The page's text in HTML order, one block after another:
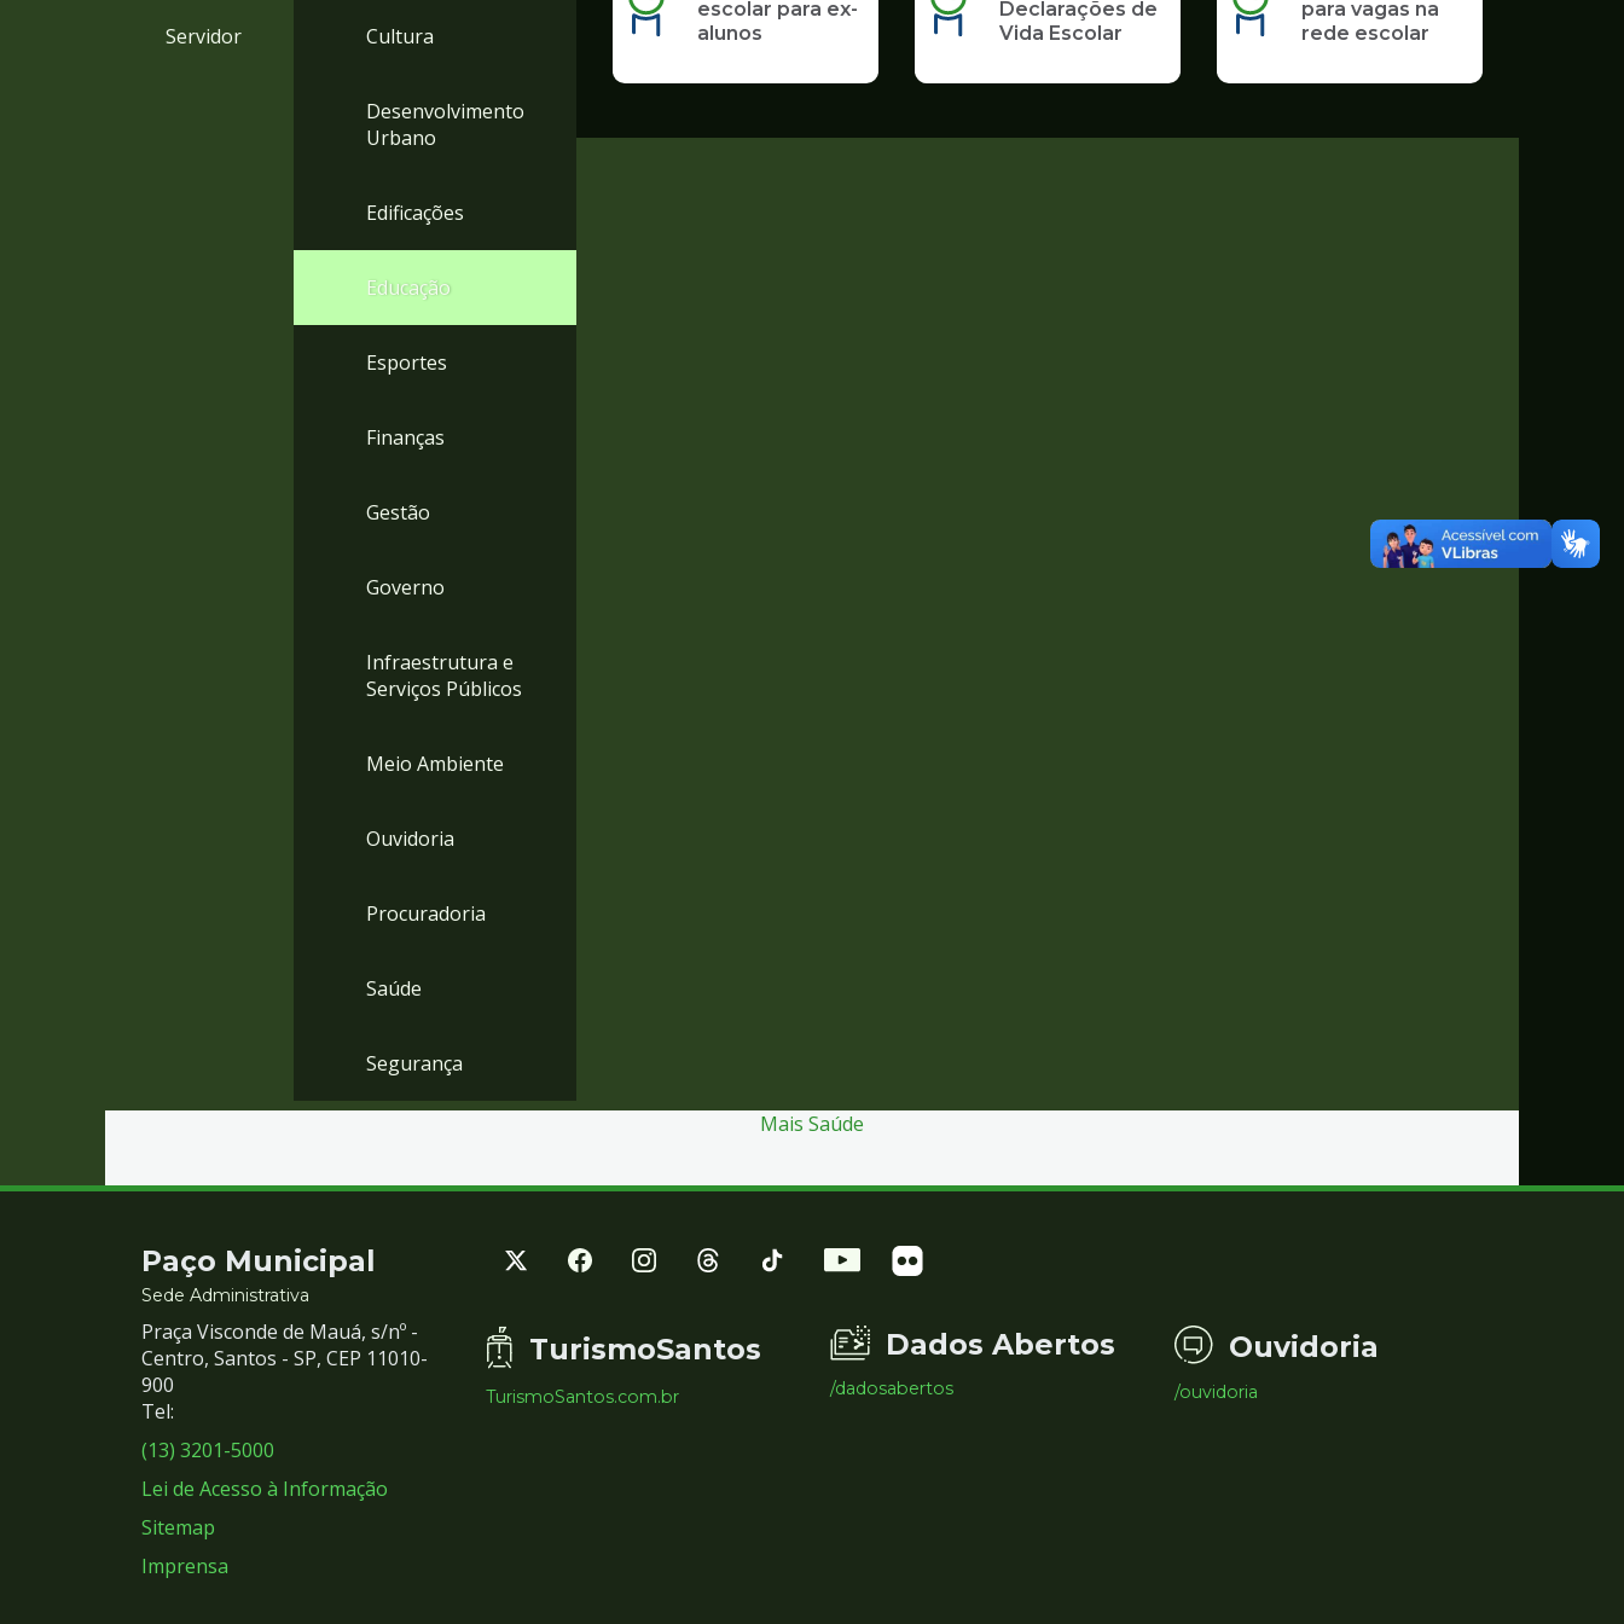
Servidor Cultura
Desenvolvimento
Urbano
Edificações
Educação
Esportes
Finanças
Gestão
Governo
Infraestrutura e
Serviços Públicos
Meio Ambiente
Ouvidoria
Procuradoria
Saúde
Segurança
escolar para ex-
alunos
Declarações de
Vida Escolar
para vagas na
rede escolar
Mais Saúde
Contato
e
Redes
Sociais
Paço Municipal
Sede Administrativa
Praça Visconde de Mauá, s/nº -
Centro, Santos - SP, CEP 11010-
900
Tel:
(13) 3201-5000
Lei de Acesso à Informação
Sitemap
Imprensa
TurismoSantos
TurismoSantos.com.br
Dados Abertos
/dadosabertos
Ouvidoria
/ouvidoria